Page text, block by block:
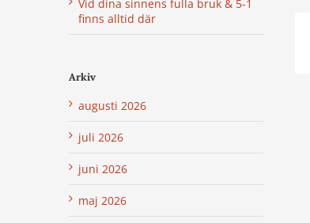
Vid dina sinnens fulla bruk & 5-1
finns alltid där
Arkiv
augusti 2026
juli 2026
juni 2026
maj 2026